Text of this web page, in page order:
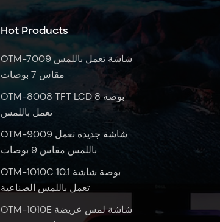
Hot Products
OTM-7009 شاشة تعمل باللمس
مقاس 7 بوصات
OTM-8008 TFT LCD 8 بوصة
تعمل باللمس
OTM-9009 شاشة جديدة تعمل
باللمس مقاس 9 بوصات
OTM-1010C 10.1 بوصة شاشة
تعمل باللمس الصناعية
OTM-1010E شاشة لمس عريضة